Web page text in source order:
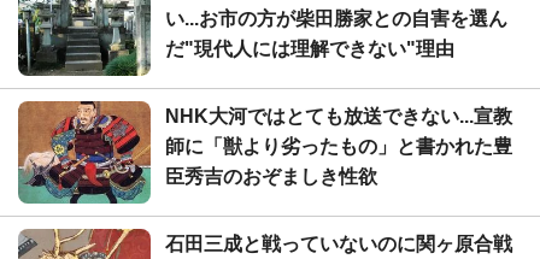
い...お市の方が柴田勝家との自害を選ん
だ"現代人には理解できない"理由
NHK大河ではとても放送できない...宣教
師に「獣より劣ったもの」と書かれた豊
臣秀吉のおぞましき性欲
石田三成と戦っていないのに関ヶ原合戦